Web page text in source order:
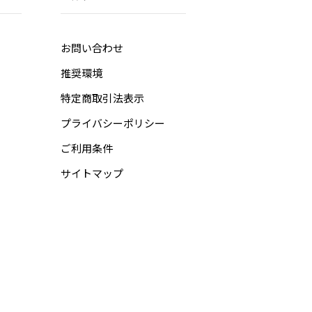
お問い合わせ
推奨環境
特定商取引法表示
プライバシーポリシー
ご利用条件
サイトマップ